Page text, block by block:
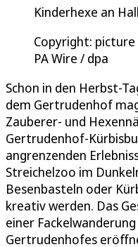
Kinderhexe an
Copyright:
PA Wire / dpa
Schon in den Herbst-
dem Gertrudenhof
Zauberer- und
Gertrudenhof-
angrenzenden
Streichelzoo im
Besenbasteln oder
kreativ werden. Das
einer
Gertrudenhofes